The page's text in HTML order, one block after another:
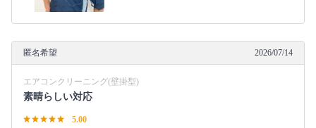
匿名希望 2026/07/14
エアコンクリーニング(壁掛型)
素晴らしい対応
5.00